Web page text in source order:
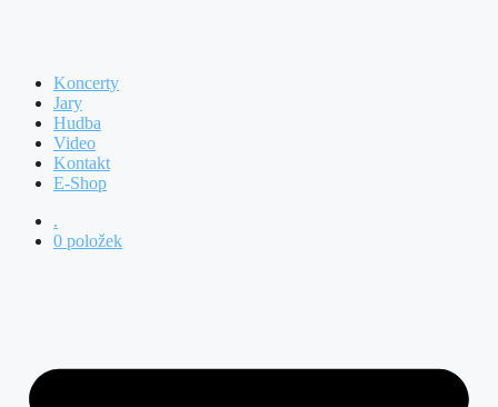
Koncerty
Jary
Hudba
Video
Kontakt
E-Shop
.
0 položek